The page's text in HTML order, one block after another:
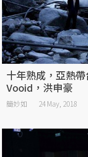
十年熟成，亞熱
Vooid，洪申豪
簡妙如 24 May, 2018